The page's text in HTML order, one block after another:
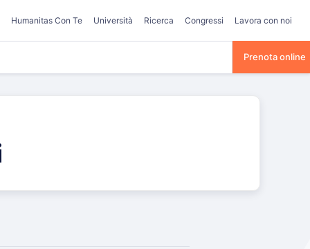
Humanitas Con Te Università Ricerca Congressi Lavora con noi
Prenota online